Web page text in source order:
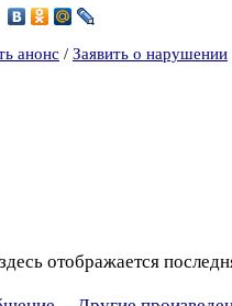
анонс / Заявить о нарушении
отображается